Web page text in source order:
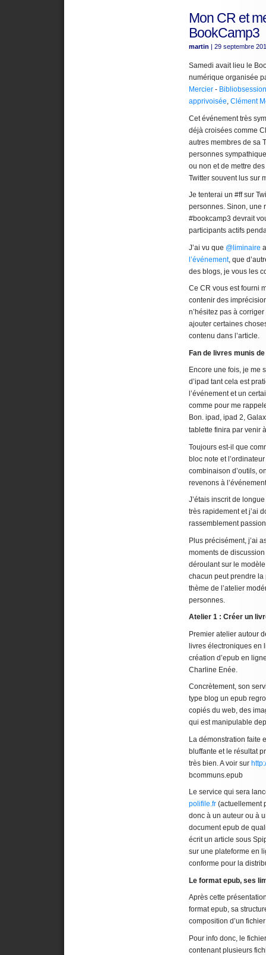
Mon CR et
BookCamp3
martin | 29 septembre
Samedi avait lieu le
numérique organisée
Mercier - Bibliobsession
apprivoisée, Clément
Cet événement très
déjà croisées comme
autres membres de sa
personnes
ou non et de mettre
Twitter souvent lus sur
Je tenterai un #ff sur
personnes. Sinon, une
#bookcamp3 devrait
participants actifs
J’ai vu que @liminaire
l’événement, que
des blogs, je vous les
Ce CR vous est fourni
contenir des
n’hésitez pas à
ajouter certaines
contenu dans l’article.
Fan de livres munis
Encore une fois, je me
d’ipad tant cela est
l’événement et un
comme pour me
Bon. ipad, ipad 2,
tablette finira par venir
Toujours est-il que
bloc note et
combinaison d’outils,
revenons à
J’étais inscrit de
très rapidement et j’ai
rassemblement
Plus précisément, j’ai
moments de
déroulant sur le
chacun peut prendre
thème de l’atelier
personnes.
Atelier 1 : Créer un
Premier atelier autour
livres électroniques en
création d’epub en
Charline Enée.
Concrètement, son
type blog un epub
copiés du web, des
qui est manipulable
La démonstration faite
bluffante et le résultat
très bien. A voir sur
bcommuns.epub
Le service qui sera
polifile.fr (actuellement
donc à un auteur ou à
document epub de
écrit un article sous
sur une plateforme en
conforme pour la
Le format epub, ses
Après cette
format epub, sa
composition d’un
Pour info donc, le
contenant plusieurs